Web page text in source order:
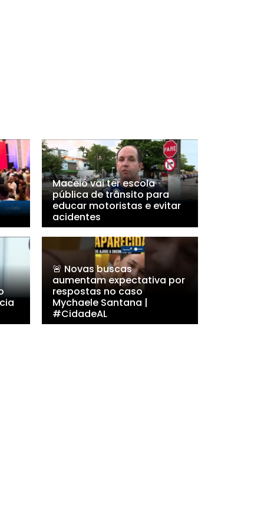
Maceió vai ter escola
pública de trânsito para
educar motoristas e evitar
acidentes
🚨 Novas buscas
aumentam expectativa por
respostas no caso
Mychaele Santana |
#CidadeAL